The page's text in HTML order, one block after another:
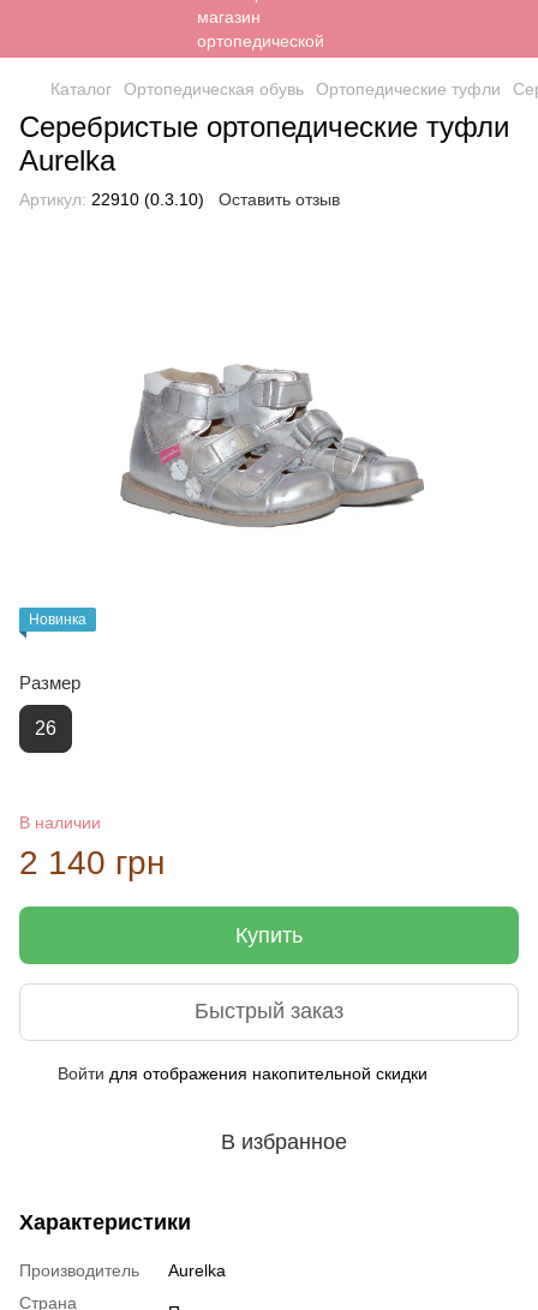
Каталог Ортопедическая обувь Ортопедические туфли
Серебристые ортопедические туфли
Aurelka
Артикул: 22910 (0.3.10) Оставить отзыв
Новинка
Размер
26
В наличии
2 140 грн
Купить
Быстрый заказ
Войти для отображения накопительной скидки
В избранное
Характеристики
Производитель
Aurelka
Страна